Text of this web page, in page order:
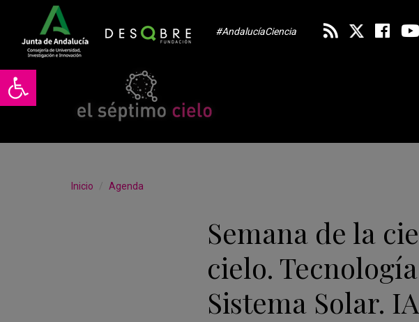
Abrir barra de herramientas
#AndalucíaCiencia
Inicio Agenda
Semana de la
cielo.
Sistema Solar.